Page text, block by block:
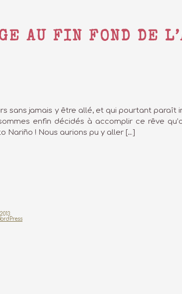
AU FIN FOND DE
sans jamais y être allé, et qui pourtant paraît
enfin décidés à accomplir ce rêve
Nariño ! Nous aurions pu y aller […]